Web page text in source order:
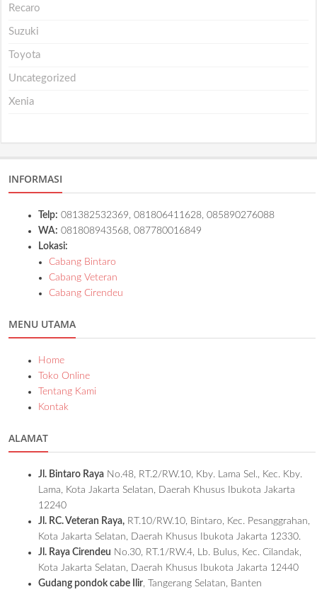
Recaro
Suzuki
Toyota
Uncategorized
Xenia
INFORMASI
Telp: 081382532369, 081806411628, 085890276088
WA: 081808943568, 087780016849
Lokasi:
Cabang Bintaro
Cabang Veteran
Cabang Cirendeu
MENU UTAMA
Home
Toko Online
Tentang Kami
Kontak
ALAMAT
Jl. Bintaro Raya No.48, RT.2/RW.10, Kby. Lama Sel., Kec. Kby.
Lama, Kota Jakarta Selatan, Daerah Khusus Ibukota Jakarta
12240
Jl. RC. Veteran Raya, RT.10/RW.10, Bintaro, Kec. Pesanggrahan,
Kota Jakarta Selatan, Daerah Khusus Ibukota Jakarta 12330.
Jl. Raya Cirendeu No.30, RT.1/RW.4, Lb. Bulus, Kec. Cilandak,
Kota Jakarta Selatan, Daerah Khusus Ibukota Jakarta 12440
Gudang pondok cabe Ilir, Tangerang Selatan, Banten